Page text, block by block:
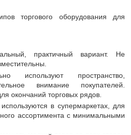
торгового оборудования для
практичный вариант. Не
используют пространство,
внимание покупателей.
окончаний торговых рядов.
в супермаркетах, для
ассортимента с минимальными